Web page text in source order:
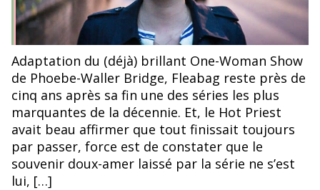
Adaptation du (déjà) brillant One-Woman Show
de Phoebe-Waller Bridge, Fleabag reste près de
cinq ans après sa fin une des séries les plus
marquantes de la décennie. Et, le Hot Priest
avait beau affirmer que tout finissait toujours
par passer, force est de constater que le
souvenir doux-amer laissé par la série ne s’est
lui, […]